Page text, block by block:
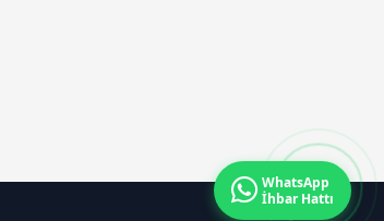
WhatsApp
İhbar Hattı